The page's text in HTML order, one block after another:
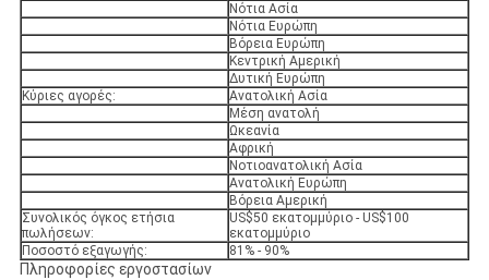
Νότια Ασία
Νότια Ευρώπη
Βόρεια Ευρώπη
Κεντρική Αμερική
Δυτική Ευρώπη
Κύριες αγορές:
Ανατολική Ασία
Μέση ανατολή
Ωκεανία
Αφρική
Νοτιοανατολική Ασία
Ανατολική Ευρώπη
Βόρεια Αμερική
Συνολικός όγκος ετήσια
πωλήσεων:
US$50 εκατομμύριο - US$100
εκατομμύριο
Ποσοστό εξαγωγής:
81% - 90%
Πληροφορίες εργοστασίων